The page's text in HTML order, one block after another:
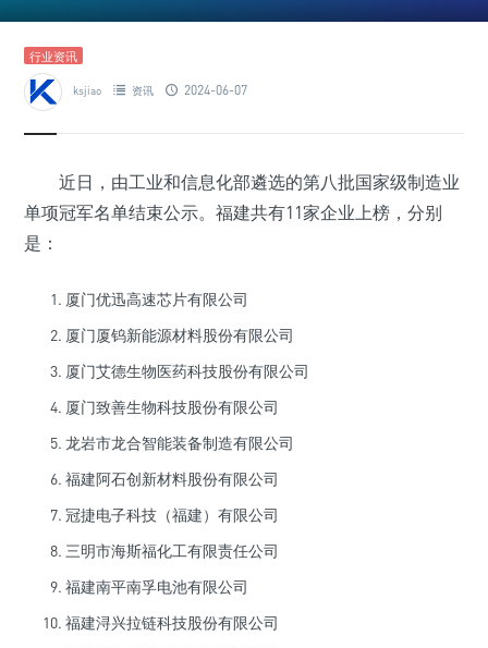
行业资讯
ksjiao 资讯 2024-06-07
近日，由工业和信息化部遴选的第八批国家级制造业
单项冠军名单结束公示。福建共有11家企业上榜，分别
是：
厦门优迅高速芯片有限公司
厦门厦钨新能源材料股份有限公司
厦门艾德生物医药科技股份有限公司
厦门致善生物科技股份有限公司
龙岩市龙合智能装备制造有限公司
福建阿石创新材料股份有限公司
冠捷电子科技（福建）有限公司
三明市海斯福化工有限责任公司
福建南平南孚电池有限公司
福建浔兴拉链科技股份有限公司